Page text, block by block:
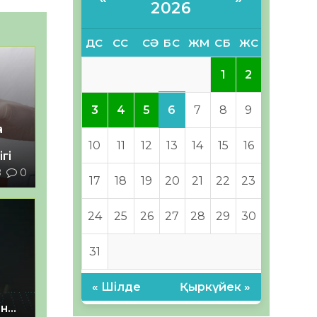
0
2026
ДС СС СӘ БС ЖМ СБ ЖС
1 2
3 4 5 6 7 8 9
10 11 12 13 14 15 16
17 18 19 20 21 22 23
24 25 26 27 28 29 30
31
« Шілде Қыркүйек »